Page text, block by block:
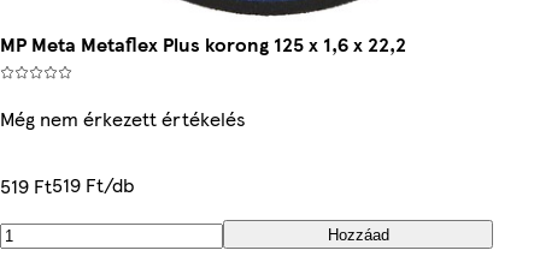
MP Meta Metaflex Plus korong 125 x 1,6 x 22,2
Még nem érkezett értékelés
519 Ft519 Ft/db
Hozzáad